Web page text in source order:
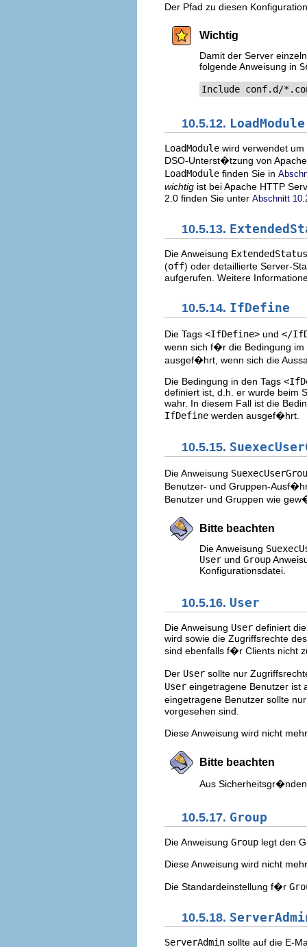
Der Pfad zu diesen
Wichtig
Damit der Server
folgende Anweisung in
Include conf.d/
10.5.12. LoadModule
LoadModule wird verwendet
DSO-Unterst�tzung von
LoadModule finden Sie in
wichtig ist bei Apache HTTP
2.0 finden Sie unter Abschnitt
10.5.13.
Die Anweisung ExtendedStatus
(off) oder detaillierte Server-
aufgerufen. Weitere
10.5.14. IfDefine
Die Tags <IfDefine> und </
wenn sich f�r die Bedingung
ausgef�hrt, wenn sich die
Die Bedingung in den Tags
definiert ist, d.h. er wurde beim
wahr. In diesem Fall ist die
IfDefine werden ausgef�hrt.
10.5.15.
Die Anweisung
Benutzer- und Gruppen-
Benutzer und Gruppen wie
Bitte beachten
Die Anweisung
User und Group
Konfigurationsdatei.
10.5.16. User
Die Anweisung User definiert
wird sowie die Zugriffsrechte
sind ebenfalls f�r Clients nicht
Der User sollte nur
User eingetragene Benutzer ist
eingetragene Benutzer sollte
vorgesehen sind.
Diese Anweisung wird nicht
Bitte beachten
Aus
10.5.17. Group
Die Anweisung Group legt den
Diese Anweisung wird nicht
Die Standardeinstellung f�r
10.5.18.
ServerAdmin sollte auf die E-